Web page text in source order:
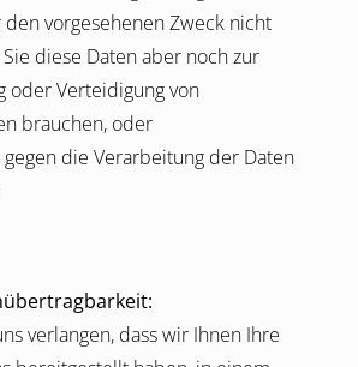
vorgesehenen Zweck nicht
diese Daten aber noch zur
oder Verteidigung von
brauchen, oder
die Verarbeitung der Daten
verlangen, dass wir Ihnen Ihre